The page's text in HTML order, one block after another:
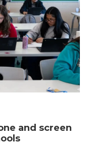
and screen